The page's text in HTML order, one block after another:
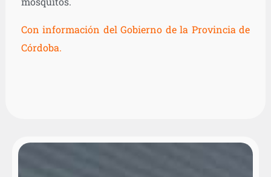
Con información del Gobierno de la Provincia de
Córdoba.